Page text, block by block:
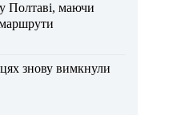
Полтаві, маючи
знову вимкнули